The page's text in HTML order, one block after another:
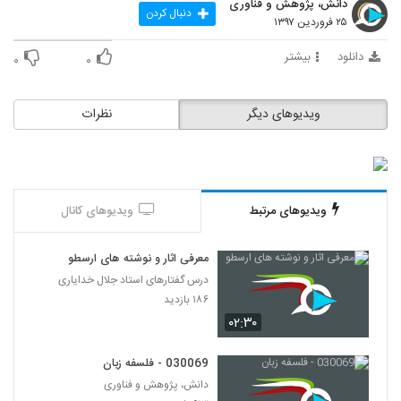
67
030069 - فلسفه زبان
030070 - هویت فردی
030071 - هویت فردی
72
030072 - هویت فردی
۶۹۰ بازدید
دانش، پژوهش و فناوری
۲۵ فروردین ۱۳۹۷ دنبال کردن
دانلود بیشتر ۰ ۰
نظرات ویدیوهای دیگر
ویدیوهای مرتبط ویدیوهای کانال
۰۲:۳۰
معرفی اثار و نوشته های ارسطو
درس گفتارهای استاد جلال خدایاری
۱۸۶ بازدید
030069 - فلسفه زبان
دانش، پژوهش و فناوری